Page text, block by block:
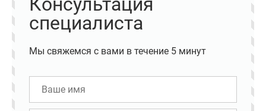
специалиста
Мы свяжемся с вами в течение 5 минут